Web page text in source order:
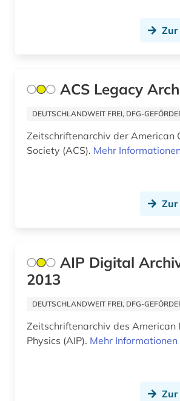
drittes reich (1)
drogenmissbrauch (1)
druckindustrie (1)
einzelhandel (1)
elektronische medien (1)
Zur
ACS Legacy
DEUTSCHLANDWEIT FREI, DFG-
Zeitschriftenarchiv der American
Society (ACS). Mehr
Zur
AIP Digital
2013
DEUTSCHLANDWEIT FREI, DFG-
Zeitschriftenarchiv des American
Physics (AIP). Mehr Informationen
Zur